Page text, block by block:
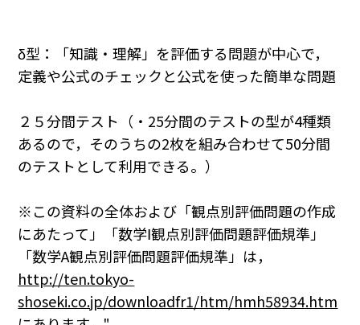
δ型：「知識・理解」を評価する問題が中心で，
定義や公式のチェックと公式を使った簡単な問題
２５分間テスト（・25分間のテストの型が4種類
あるので，そのうちの2枚を組み合わせて50分間
のテストとして利用できる。）
※この資料の全体および「観点別評価問題の作成
にあたって」「数学Ⅰ観点別評価問題評価規準」
「数学A観点別評価問題評価規準」は，
http://ten.tokyo-
shoseki.co.jp/downloadfr1/htm/hmh58934.htm